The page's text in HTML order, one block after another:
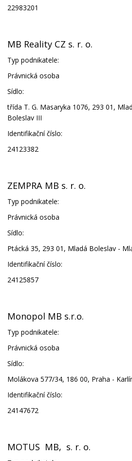
22983201
MB Reality CZ s. r. o.
Typ podnikatele:
Právnická osoba
Sídlo:
třída T. G. Masaryka 1076, 293 01,
Boleslav III
Identifikační číslo:
24123382
ZEMPRA MB s. r. o.
Typ podnikatele:
Právnická osoba
Sídlo:
Ptácká 35, 293 01, Mladá Boleslav -
Identifikační číslo:
24125857
Monopol MB s.r.o.
Typ podnikatele:
Právnická osoba
Sídlo:
Molákova 577/34, 186 00, Praha -
Identifikační číslo:
24147672
MOTUS MB, s. r. o.